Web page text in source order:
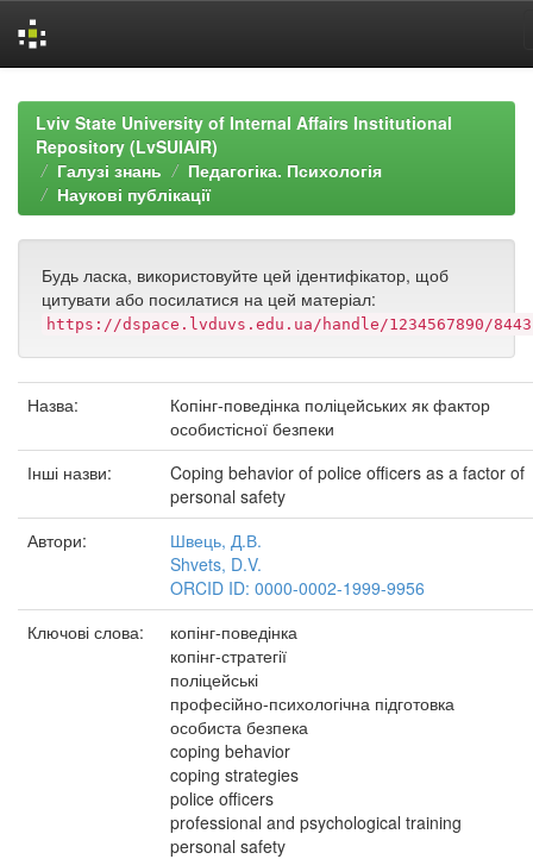
navigationLviv State University of Internal Affairs Institutional
Repository (LvSUIAIR)
Галузі знань
Педагогіка. Психологія
Наукові публікації
Будь ласка, використовуйте цей ідентифікатор, щоб
цитувати або посилатися на цей матеріал:
https://dspace.lvduvs.edu.ua/handle/1234567890/8443
Назва:
Копінг-поведінка поліцейських як фактор
особистісної безпеки
Інші назви:
Coping behavior of police officers as a factor of
personal safety
Автори:
Швець, Д.В.
Shvets, D.V.
ORCID ID: 0000-0002-1999-9956
Ключові слова:
копінг-поведінка
копінг-стратегії
поліцейські
професійно-психологічна підготовка
особиста безпека
coping behavior
coping strategies
police officers
professional and psychological training
personal safety